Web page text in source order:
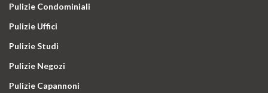
Pulizie Condominiali
Pulizie Uffici
Pulizie Studi
Pulizie Negozi
Pulizie Capannoni